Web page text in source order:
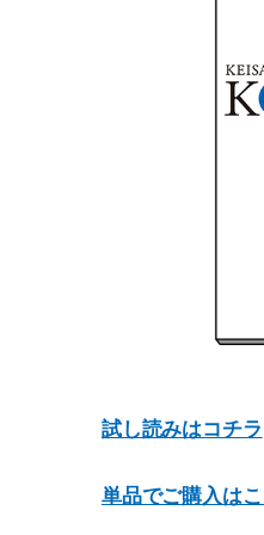
試し読みはコチラ
単品でご購入は